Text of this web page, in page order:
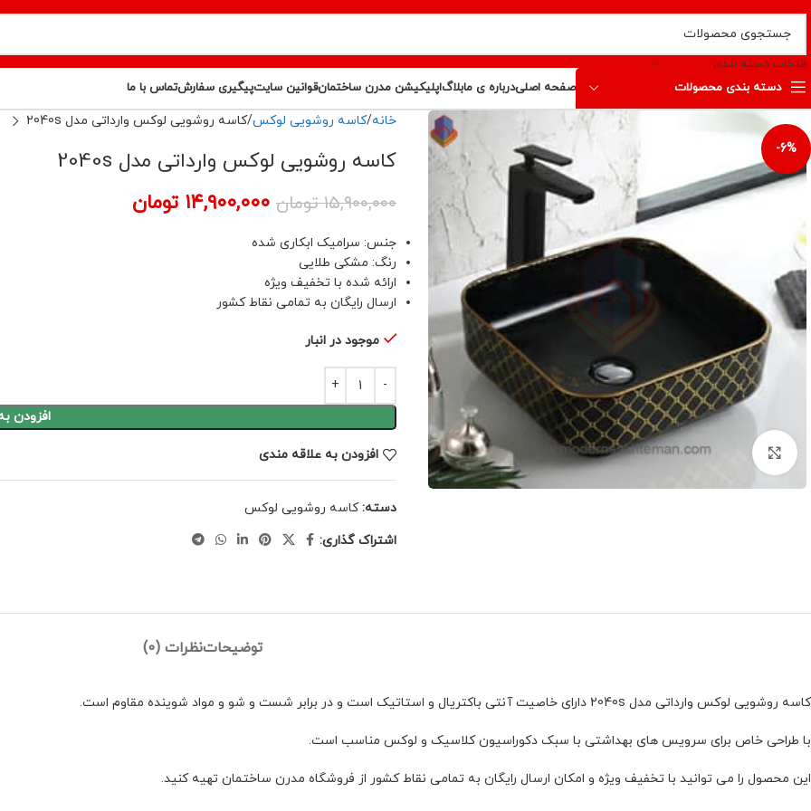
انتخاب دسته بندی
دسته بندی محصولات
صفحه اصلیدرباره ی مابلاگاپلیکیشن مدرن ساختمانقوانین سایتپیگیری سفارشتماس با ما
-6%
برای بزرگنمایی کلیک کنید
خانه کاسه روشویی لوکس کاسه روشویی لوکس وارداتی مدل 2040s
کاسه روشویی لوکس وارداتی مدل 2040s
۱۵,۹۰۰,۰۰۰ تومان ۱۴,۹۰۰,۰۰۰ تومان
جنس: سرامیک ابکاری شده
رنگ: مشکی طلایی
ارائه شده با تخفیف ویژه
ارسال رایگان به تمامی نقاط کشور
موجود در انبار
افزودن
افزودن به علاقه مندی
دسته: کاسه روشویی لوکس
اشتراک گذاری:
توضیحاتنظرات (0)
کاسه روشویی لوکس وارداتی مدل 2040s دارای خاصیت آنتی باکتریال و استاتیک است و در برابر شست و شو و مواد شوینده مقاوم است.
با طراحی خاص برای سرویس های بهداشتی با سبک دکوراسیون کلاسیک و لوکس مناسب است.
این محصول را می توانید با تخفیف ویژه و امکان ارسال رایگان به تمامی نقاط کشور از فروشگاه مدرن ساختمان تهیه کنید.